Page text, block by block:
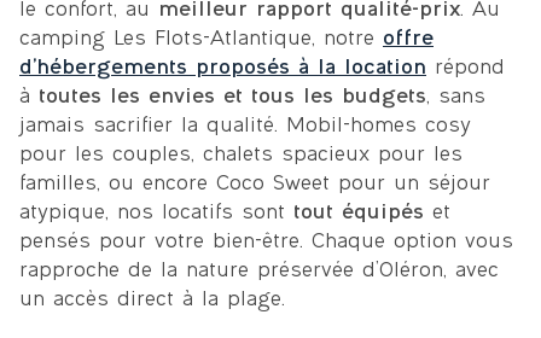
le confort, au meilleur rapport qualité-prix . Au
camping Les Flots-Atlantique, notre offre
d’hébergements proposés à la location répond
à toutes les envies et tous les budgets , sans
jamais sacrifier la qualité. Mobil-homes cosy
pour les couples, chalets spacieux pour les
familles, ou encore Coco Sweet pour un séjour
atypique, nos locatifs sont tout équipés et
pensés pour votre bien-être. Chaque option vous
rapproche de la nature préservée d’Oléron, avec
un accès direct à la plage.